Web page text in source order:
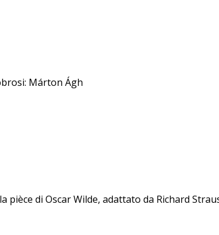
Márton Ágh
di Oscar Wilde, adattato da Richard